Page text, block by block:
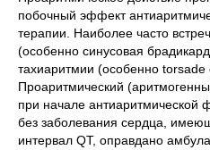
побочный эффект
терапии. Наиболее часто
(особенно синусовая
тахиаритмии (особенно torsade
Проаритмический
при начале антиаритмической
без заболевания сердца,
интервал QT, оправдано